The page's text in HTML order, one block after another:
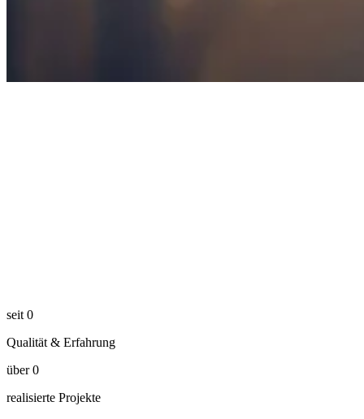
seit 0
Qualität & Erfahrung
über 0
realisierte Projekte